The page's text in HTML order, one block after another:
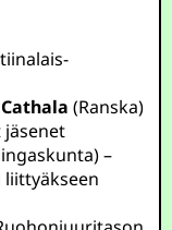
(Ranska)
jäsenet
–
liittyäkseen